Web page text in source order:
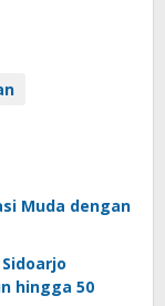
Muda dengan
hingga 50